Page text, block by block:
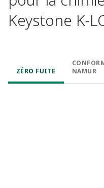
Keystone K-
ZÉRO FUITE
NAMUR